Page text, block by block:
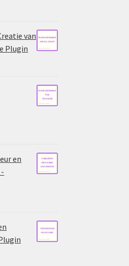
van
Plugin
en